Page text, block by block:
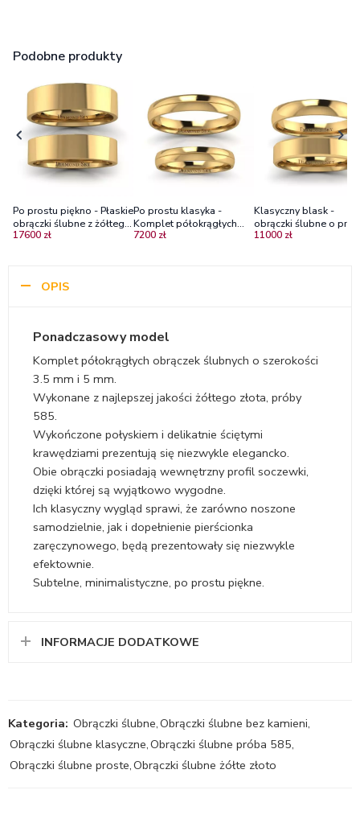
Podobne produkty
Po prostu piękno - Płaskie
obrączki ślubne z żółtego
złota, 5mm, 6mm
17600 zł
Po prostu klasyka -
Komplet półokrągłych
obrączek z żółtego złota,
7200 zł
Klasyczny blask -
obrączki ślubne o
płaskim i półokrągłym,
11000 zł
OPIS
Ponadczasowy model
Komplet półokrągłych obrączek ślubnych o szerokości
3.5 mm i 5 mm.
Wykonane z najlepszej jakości żółtego złota, próby
585.
Wykończone połyskiem i delikatnie ściętymi
krawędziami prezentują się niezwykle elegancko.
Obie obrączki posiadają wewnętrzny profil soczewki,
dzięki której są wyjątkowo wygodne.
Ich klasyczny wygląd sprawi, że zarówno noszone
samodzielnie, jak i dopełnienie pierścionka
zaręczynowego, będą prezentowały się niezwykle
efektownie.
Subtelne, minimalistyczne, po prostu piękne.
INFORMACJE DODATKOWE
Kategoria: Obrączki ślubne,Obrączki ślubne bez kamieni,
Obrączki ślubne klasyczne,Obrączki ślubne próba 585,
Obrączki ślubne proste,Obrączki ślubne żółte złoto